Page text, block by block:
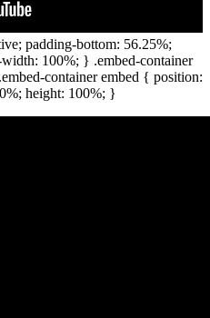
padding-bottom: 56.25%;
100%; } .embed-container
container embed { position:
height: 100%; }